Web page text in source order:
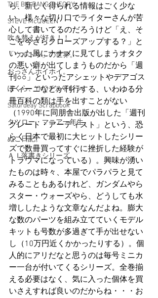
THE BIG BANG THEORY
STEVE McQUEEN
吹き替えが好き！！
「ウルトラ」の世界。
おっさんホイホイ。
ぼくら、YMOチルドレン。
Saturdeay Scrapbook
タツロー・マニア一年生。
ぬこ日記。
ＡＩ落書きシリーズ。
ら、新しく得られる情報はごく少な
い。様々な切り口でライターさんが苦
心して書いてるのだろうけど「え、そ
こを今さらクローズアップする？」と
いった風にナナメに見てしまうオタク
の悪い癖が出てしまうものだから「週
刊○○」といったアシェットやデアゴス
ティーニなどが刊行する、いわゆる分
冊百科の類は手を出すことがない
（1990年に同朋舎出版が出した「週刊
グレート・アーティスト」という、恐
らく日本で最初に大ヒットしたシリー
ズで数冊買ってすぐに挫折した経験が
トラウマになっている）。興味が湧い
たものは時々、本屋でパラパラと見て
みることもあるけれど、ガンダムやら
スター・ウォーズやら、どうしても水
増ししたような文章なんだよね。膨大
な数のパーツを組み立てていくモデル
キットも号数が多過ぎて手が出せない
し（10万円近くかかったりする）。個
人的にアリだなと思うのは毎号ミニカ
ー一台が付いてくるシリーズ。全巻揃
える必要はなく、気に入った個体を買
いさえすれば良いのだからね・・・お